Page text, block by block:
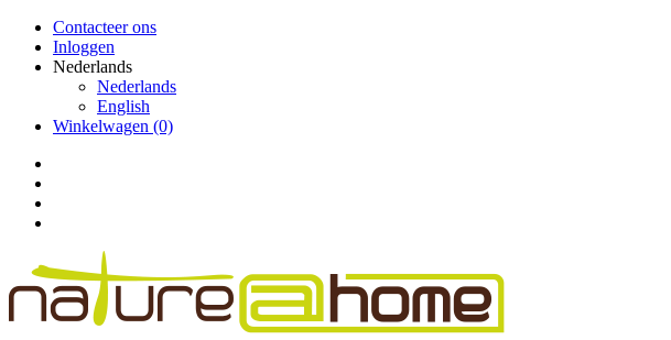
Contacteer ons
Inloggen
Nederlands
Nederlands
English
Winkelwagen (0)